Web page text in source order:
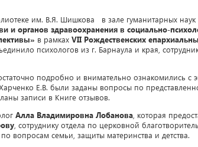
им. В.Я. Шишкова в зале гуманитарных наук
и органов здравоохранения в социально-
в рамках VII Рождественских
психологов из г. Барнаула и края,
подробно и внимательно ознакомились с
Е.В. были заданы вопросы по
записи в Книге отзывов.
Алла Владимировна Лобанова , которая
, сотруднику отдела по церковной
вопросам семьи, защиты материнства и детства.